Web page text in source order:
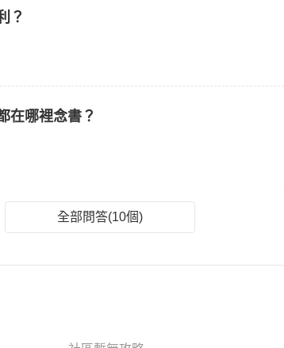
？
在哪裡念書？
全部問答(10個)